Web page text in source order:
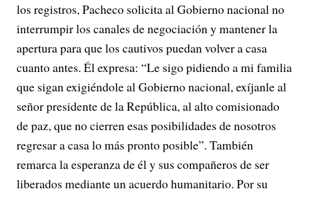
los registros, Pacheco solicita al Gobierno nacional no
interrumpir los canales de negociación y mantener la
apertura para que los cautivos puedan volver a casa
cuanto antes. Él expresa: “Le sigo pidiendo a mi familia
que sigan exigiéndole al Gobierno nacional, exíjanle al
señor presidente de la República, al alto comisionado
de paz, que no cierren esas posibilidades de nosotros
regresar a casa lo más pronto posible”. También
remarca la esperanza de él y sus compañeros de ser
liberados mediante un acuerdo humanitario. Por su